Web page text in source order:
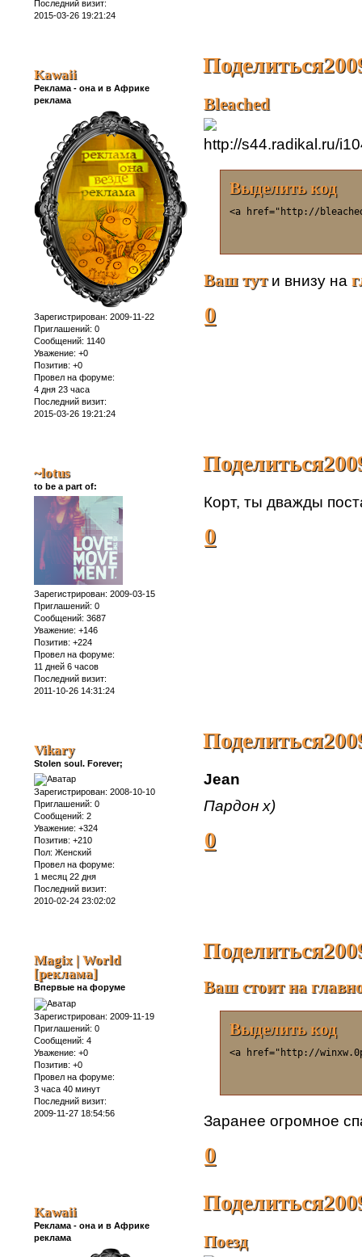
Последний визит:
2015-03-26 19:21:24
Поделиться
Kawaii
Реклама - она и в Африке
реклама
Зарегистрирован: 2009-11-22
Приглашений: 0
Сообщений: 1140
Уважение: +0
Позитив: +0
Провел на форуме:
4 дня 23 часа
Последний визит:
2015-03-26 19:21:24
Bleached
Выделить код
<a href="http://
Ваш тути внизу на
0
Поделиться
~lotus
to be a part of:
Зарегистрирован: 2009-03-15
Приглашений: 0
Сообщений: 3687
Уважение: +146
Позитив: +224
Провел на форуме:
11 дней 6 часов
Последний визит:
2011-10-26 14:31:24
Корт, ты дважды
0
Поделиться
Vikary
Stolen soul. Forever;
Зарегистрирован: 2008-10-10
Приглашений: 0
Сообщений: 2
Уважение: +324
Позитив: +210
Пол: Женский
Провел на форуме:
1 месяц 22 дня
Последний визит:
2010-02-24 23:02:02
Jean
Пардон х)
0
Поделиться
Magix | World
[реклама]
Впервые на форуме
Зарегистрирован: 2009-11-19
Приглашений: 0
Сообщений: 4
Уважение: +0
Позитив: +0
Провел на форуме:
3 часа 40 минут
Последний визит:
2009-11-27 18:54:56
Ваш стоит на
Выделить код
<a href="http://
Заранее огромное
0
Поделиться
Kawaii
Реклама - она и в Африке
реклама
Поезд